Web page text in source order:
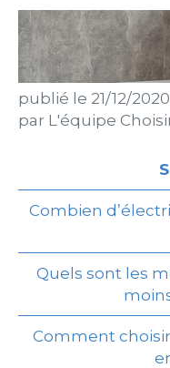
publié le 21/12/2020
par L'équipe
Combien
Quels sont les
Comment